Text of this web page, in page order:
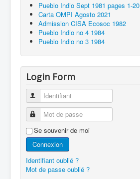
Pueblo Indio Sept 1981 pages 1-20
Carta OMPI Agosto 2021
Admission CISA Ecosoc 1982
Pueblo Indio no 4 1984
Pueblo Indio no 3 1984
Login Form
Identifiant
Mot de passe
Se souvenir de moi
Connexion
Identifiant oublié ?
Mot de passe oublié ?